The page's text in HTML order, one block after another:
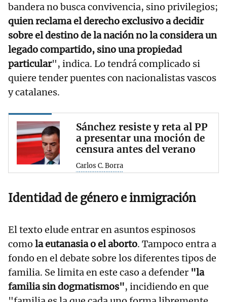
bandera no busca convivencia, sino privilegios;
quien reclama el derecho exclusivo a decidir
sobre el destino de la nación no la considera un
legado compartido, sino una propiedad
particular", indica. Lo tendrá complicado si
quiere tender puentes con nacionalistas vascos
y catalanes.
Sánchez resiste y reta al PP
a presentar una moción de
censura antes del verano
Carlos C. Borra
Identidad de género e inmigración
El texto elude entrar en asuntos espinosos
como la eutanasia o el aborto. Tampoco entra a
fondo en el debate sobre los diferentes tipos de
familia. Se limita en este caso a defender "la
familia sin dogmatismos", incidiendo en que